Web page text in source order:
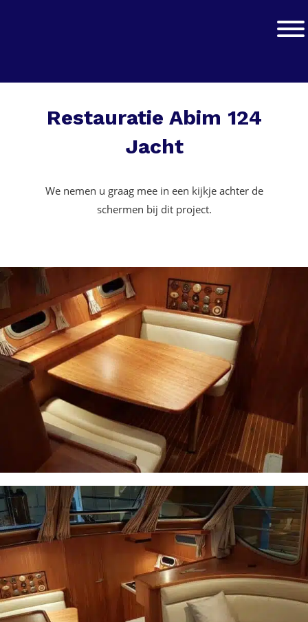
Restauratie Abim 124
Jacht
We nemen u graag mee in een kijkje achter de
schermen bij dit project.